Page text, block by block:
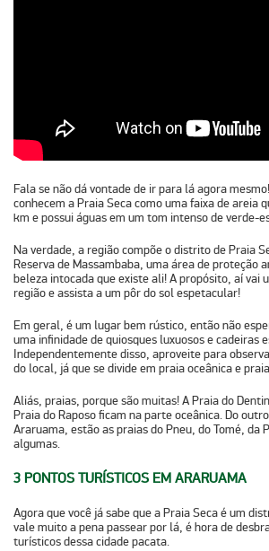
Fala se não dá vontade de ir para lá agora
conhecem a Praia Seca como uma faixa de areia
km e possui águas em um tom intenso de verde-
Na verdade, a região compõe o distrito de Praia
Reserva de Massambaba, uma área de proteção
beleza intocada que existe ali! A propósito, aí vai
região e assista a um pôr do solespetacular!
Em geral, é um lugar bem rústico, então não
uma infinidade de quiosques luxuosos e cadeiras
Independentemente disso, aproveite para
do local, já que se divide em praia oceânica e
Aliás, praias, porque são muitas! APraia do
Praia do Raposoficam na parte oceânica. Do
Araruama, estão as praiasdo Pneu, do Tomé, da
algumas.
3 PONTOS TURÍSTICOS EM ARARUAMA
Agora que você já sabe que a Praia Seca é um
vale muito a pena passear por lá, é hora de
turísticos dessa cidade pacata.